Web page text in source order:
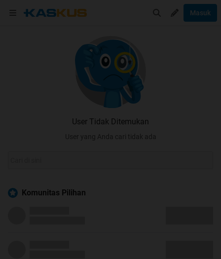
Masuk
User Tidak Ditemukan
User yang Anda cari tidak ada
Komunitas Pilihan